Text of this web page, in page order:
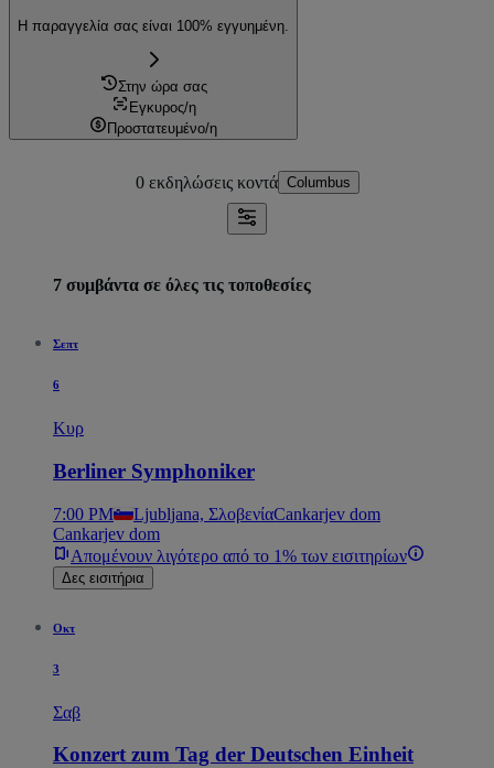
Η παραγγελία σας είναι 100% εγγυημένη.
Στην ώρα σας
Εγκυρος/η
Προστατευμένο/η
0 εκδηλώσεις κοντά Columbus
7 συμβάντα σε όλες τις τοποθεσίες
Σεπτ
6
Κυρ
Berliner Symphoniker
7:00 PM Ljubljana, ΣλοβενίαCankarjev dom
Cankarjev dom
Απομένουν λιγότερο από το 1% των εισιτηρίων
Δες εισιτήρια
Οκτ
3
Σαβ
Konzert zum Tag der Deutschen Einheit